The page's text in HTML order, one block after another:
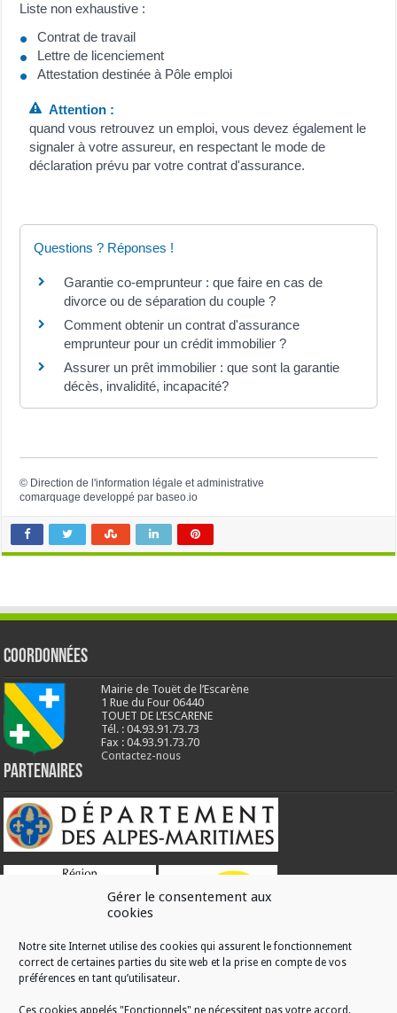
Gérer le consentement aux
cookies
Notre site Internet utilise des cookies qui assurent le fonctionnement
correct de certaines parties du site web et la prise en compte de vos
préférences en tant qu’utilisateur.
Ces cookies appelés "Fonctionnels" ne nécessitent pas votre accord.
Liste non exhaustive :
Contrat de travail
Lettre de licenciement
Attestation destinée à Pôle emploi
Attention :
quand vous retrouvez un emploi, vous devez également le
signaler à votre assureur, en respectant le mode de
déclaration prévu par votre contrat d'assurance.
Questions ? Réponses !
Garantie co-emprunteur : que faire en cas de
divorce ou de séparation du couple ?
Comment obtenir un contrat d'assurance
emprunteur pour un crédit immobilier ?
Assurer un prêt immobilier : que sont la garantie
décès, invalidité, incapacité?
© Direction de l'information légale et administrative
comarquage developpé par baseo.io
Coordonnées
Mairie de Touët de l’Escarène
1 Rue du Four 06440
TOUET DE L’ESCARENE
Tél. : 04.93.91.73.73
Fax : 04.93.91.73.70
Contactez-nous
Partenaires
RÉALISATION